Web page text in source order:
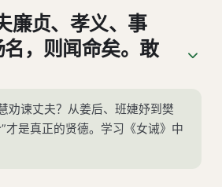
廉贞、孝义、事
，则闻命矣。敢
！是何言与！昔者
，厉王之子〕晚
王后〕脱簪珥〔耳
劝谏丈夫？从姜后、班婕妤到樊
才是真正的贤德。学习《女诫》中